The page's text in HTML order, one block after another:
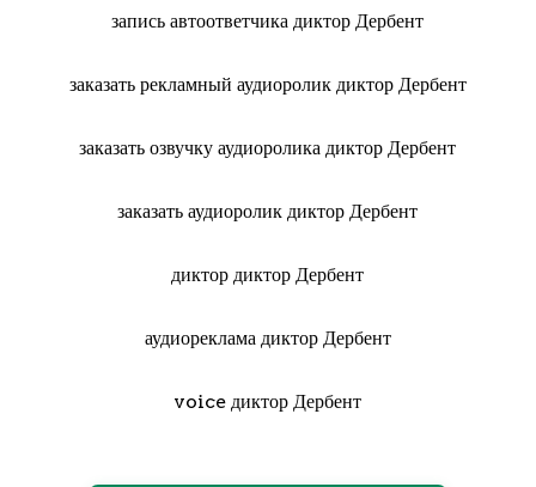
запись автоответчика диктор Дербент
заказать рекламный аудиоролик диктор Дербент
заказать озвучку аудиоролика диктор Дербент
заказать аудиоролик диктор Дербент
диктор диктор Дербент
аудиореклама диктор Дербент
voice диктор Дербент